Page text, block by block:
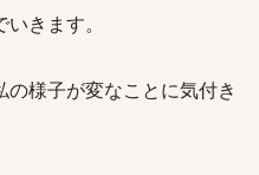
きます。
様子が変なことに気付き